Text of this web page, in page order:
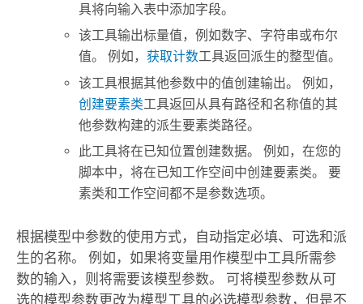
具将向输入表中添加字段。
该工具输出标量值，例如数字、字符串或布尔
值。 例如，获取计数工具返回派生的整型值。
该工具根据其他参数中的值创建输出。 例如，
创建要素类工具返回从具有路径和名称值的其
他参数构建的派生要素类路径。
此工具将在已知位置创建数据。 例如，在您的
脚本中，将在已知工作空间中创建要素类。 要
素类和工作空间都不是参数选项。
根据模型中参数的使用方式，自动指定必填、可选和派
生的名称。 例如，如果将变量用作模型中工具所需参
数的输入，则将需要该模型参数。 可将模型参数从可
选的模型参数更改为模型工具的必选模型参数，但是不